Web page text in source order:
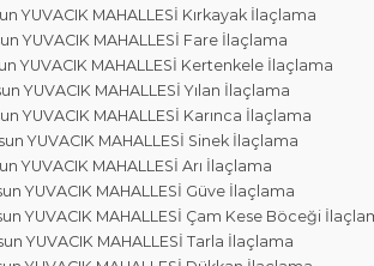
YUVACIK MAHALLESİ Kırkayak İlaçlama
YUVACIK MAHALLESİ Fare İlaçlama
YUVACIK MAHALLESİ Kertenkele İlaçlama
YUVACIK MAHALLESİ Yılan İlaçlama
YUVACIK MAHALLESİ Karınca İlaçlama
YUVACIK MAHALLESİ Sinek İlaçlama
YUVACIK MAHALLESİ Arı İlaçlama
YUVACIK MAHALLESİ Güve İlaçlama
YUVACIK MAHALLESİ Çam Kese Böceği
YUVACIK MAHALLESİ Tarla İlaçlama